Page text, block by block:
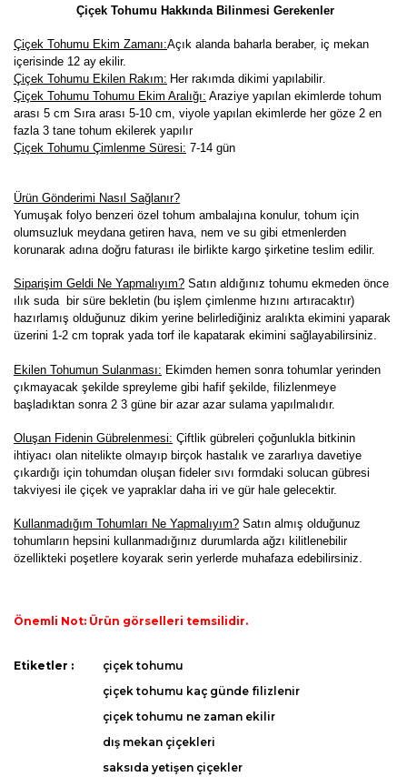
Çiçek Tohumu Hakkında Bilinmesi Gerekenler
Çiçek Tohumu Ekim Zamanı:Açık alanda baharla beraber, iç mekan
içerisinde 12 ay ekilir.
Çiçek Tohumu Ekilen Rakım: Her rakımda dikimi yapılabilir.
Çiçek Tohumu Tohumu Ekim Aralığı: Araziye yapılan ekimlerde tohum
arası 5 cm Sıra arası 5-10 cm, viyole yapılan ekimlerde her göze 2 en
fazla 3 tane tohum ekilerek yapılır
Çiçek Tohumu Çimlenme Süresi: 7-14 gün
Ürün Gönderimi Nasıl Sağlanır?
Yumuşak folyo benzeri özel tohum ambalajına konulur, tohum için
olumsuzluk meydana getiren hava, nem ve su gibi etmenlerden
korunarak adına doğru faturası ile birlikte kargo şirketine teslim edilir.
Siparişim Geldi Ne Yapmalıyım? Satın aldığınız tohumu ekmeden önce
ılık suda bir süre bekletin (bu işlem çimlenme hızını artıracaktır)
hazırlamış olduğunuz dikim yerine belirlediğiniz aralıkta ekimini yaparak
üzerini 1-2 cm toprak yada torf ile kapatarak ekimini sağlayabilirsiniz.
Ekilen Tohumun Sulanması: Ekimden hemen sonra tohumlar yerinden
çıkmayacak şekilde spreyleme gibi hafif şekilde, filizlenmeye
başladıktan sonra 2 3 güne bir azar azar sulama yapılmalıdır.
Oluşan Fidenin Gübrelenmesi: Çiftlik gübreleri çoğunlukla bitkinin
ihtiyacı olan nitelikte olmayıp birçok hastalık ve zararlıya davetiye
çıkardığı için tohumdan oluşan fideler sıvı formdaki solucan gübresi
takviyesi ile çiçek ve yapraklar daha iri ve gür hale gelecektir.
Kullanmadığım Tohumları Ne Yapmalıyım? Satın almış olduğunuz
tohumların hepsini kullanmadığınız durumlarda ağzı kilitlenebilir
özellikteki poşetlere koyarak serin yerlerde muhafaza edebilirsiniz.
Önemli Not: Ürün görselleri temsilidir.
Bu ürüne ilk yorumu siz yapın!
Yorum Yaz
Bu ürünün fiyat bilgisi, resim, ürün açıklamalarında ve diğer
kullanarak tarafımıza iletebilirsiniz.
Görüş ve önerileriniz için teşekkür ederiz.
Ürün resmi kalitesiz, bozuk veya görüntülenemiyor.
Etiketler :
çiçek tohumu
çiçek tohumu kaç günde filizlenir
çiçek tohumu ne zaman ekilir
dış mekan çiçekleri
saksıda yetişen çiçekler